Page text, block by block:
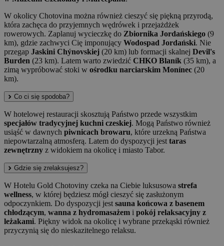
W okolicy Chotovina można również cieszyć się piękną przyrodą,
która zachęca do przyjemnych wędrówek i przejażdżek
rowerowych. Zaplanuj wycieczkę do Zbiornika Jordańskiego (9
km), gdzie zachwyci Cię imponujący Wodospad Jordański. Nie
przegap Jaskini Chýnovskiej (20 km) lub formacji skalnej Devil's
Burden (23 km). Latem warto zwiedzić CHKO Blaník (35 km), a
zimą wypróbować stoki w ośrodku narciarskim Monínec (20
km).
Co ci się spodoba?
W hotelowej restauracji skosztują Państwo przede wszystkim
specjałów tradycyjnej kuchni czeskiej. Mogą Państwo również
usiąść w dawnych piwnicach browaru, które urzekną Państwa
niepowtarzalną atmosferą. Latem do dyspozycji jest taras
zewnętrzny z widokiem na okolicę i miasto Tabor.
Gdzie się zrelaksujesz?
W Hotelu Gold Chotoviny czeka na Ciebie luksusowa strefa
wellness, w której będziesz mógł cieszyć się zasłużonym
odpoczynkiem. Do dyspozycji jest sauna końcowa z basenem
chłodzącym, wanna z hydromasażem i pokój relaksacyjny z
leżakami. Piękny widok na okolicę i wybrane przekąski również
przyczynią się do nieskazitelnego relaksu.